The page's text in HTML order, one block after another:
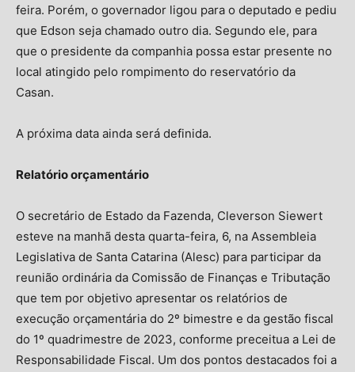
feira. Porém, o governador ligou para o deputado e pediu
que Edson seja chamado outro dia. Segundo ele, para
que o presidente da companhia possa estar presente no
local atingido pelo rompimento do reservatório da
Casan.
A próxima data ainda será definida.
Relatório orçamentário
O secretário de Estado da Fazenda, Cleverson Siewert
esteve na manhã desta quarta-feira, 6, na Assembleia
Legislativa de Santa Catarina (Alesc) para participar da
reunião ordinária da Comissão de Finanças e Tributação
que tem por objetivo apresentar os relatórios de
execução orçamentária do 2º bimestre e da gestão fiscal
do 1º quadrimestre de 2023, conforme preceitua a Lei de
Responsabilidade Fiscal. Um dos pontos destacados foi a